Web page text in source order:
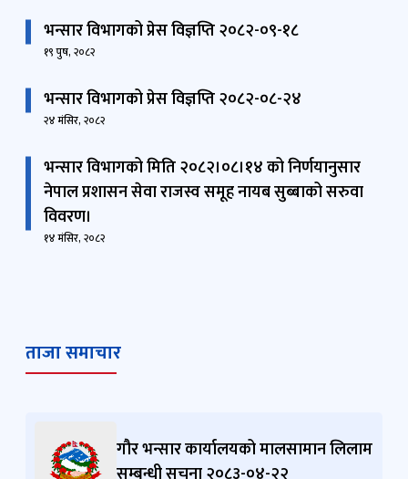
भन्सार विभागको प्रेस विज्ञप्ति २०८२-०८-२४
२४ मंसिर, २०८२
भन्सार विभागको मिति २०८२।०८।१४ को निर्णयानुसार
नेपाल प्रशासन सेवा राजस्व समूह नायब सुब्बाको सरुवा
विवरण।
१४ मंसिर, २०८२
डाउनलोड